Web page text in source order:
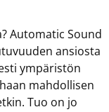
Automatic Sound
ansiosta
ympäristön
mahdollisen
Tuo on jo